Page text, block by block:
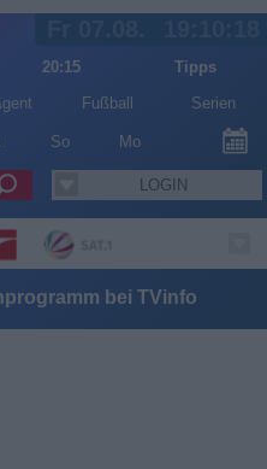
20:15
Tipps
Fußball Serien
So Mo
LOGIN
bei TVinfo